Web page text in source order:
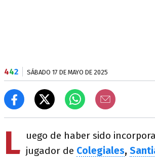
442 SÁBADO 17 DE MAYO DE 2025
L uego de haber sido
jugador de Colegiales,